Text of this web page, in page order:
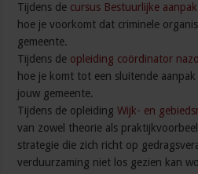
Tijdens de cursus Bestuurlijke
hoe je voorkomt dat criminele
gemeente.
Tijdens de opleiding coördinator
hoe je komt tot een sluitende
jouw gemeente.
Tijdens de opleidingWijk- en
van zowel theorie als
strategie die zich richt op
verduurzaming niet los gezien kan